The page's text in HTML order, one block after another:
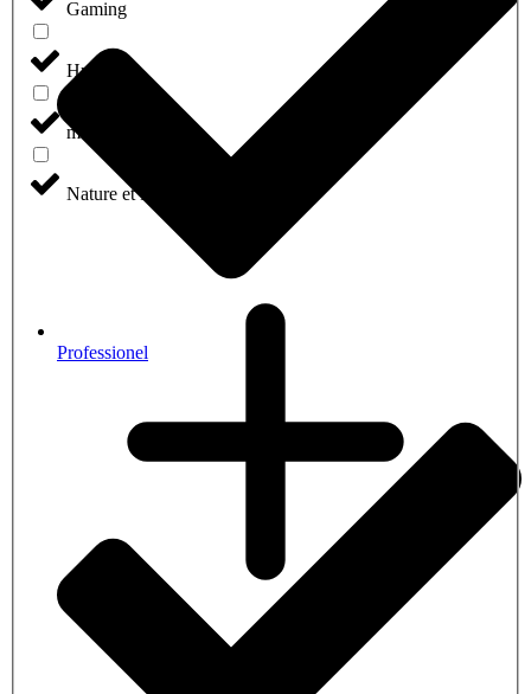
Gaming
Hmizat
meilleures ventes
Nature et Paysage
Professionel